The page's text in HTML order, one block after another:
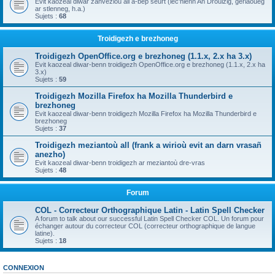
ar stlenneg, h.a.)
Sujets : 68
Troidigezh e brezhoneg
Troidigezh OpenOffice.org e brezhoneg (1.1.x, 2.x ha 3.x)
Evit kaozeal diwar-benn troidigezh OpenOffice.org e brezhoneg (1.1.x, 2.x ha
3.x)
Sujets : 59
Troidigezh Mozilla Firefox ha Mozilla Thunderbird e
brezhoneg
Evit kaozeal diwar-benn troidigezh Mozilla Firefox ha Mozilla Thunderbird e
brezhoneg
Sujets : 37
Troidigezh meziantoù all (frank a wirioù evit an darn vrasañ
anezho)
Evit kaozeal diwar-benn troidigezh ar meziantoù dre-vras
Sujets : 48
Forum
COL - Correcteur Orthographique Latin - Latin Spell Checker
A forum to talk about our successful Latin Spell Checker COL. Un forum pour
échanger autour du correcteur COL (correcteur orthographique de langue
latine).
Sujets : 18
CONNEXION